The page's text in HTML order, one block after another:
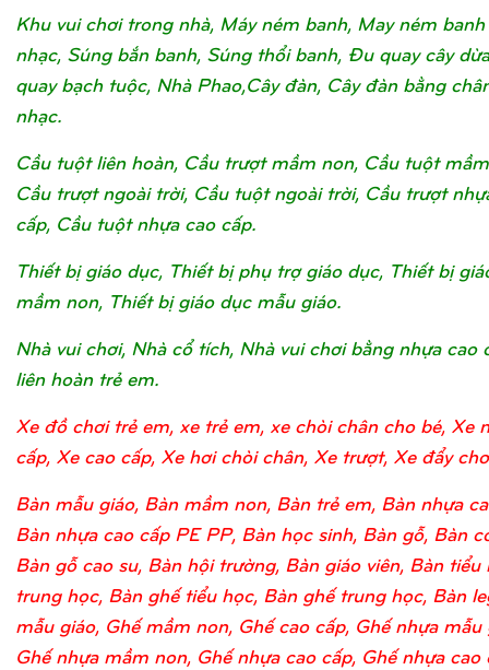
Khu vui chơi trong nhà, Máy ném banh, May ném
nhạc, Súng bắn banh, Súng thổi banh, Đu quay cây
quay bạch tuộc, Nhà Phao,Cây đàn, Cây đàn bằng
nhạc.
Cầu tuột liên hoàn, Cầu trượt mầm non, Cầu tuột
Cầu trượt ngoài trời, Cầu tuột ngoài trời, Cầu trượt
cấp, Cầu tuột nhựa cao cấp.
Thiết bị giáo dục, Thiết bị phụ trợ giáo dục, Thiết bị
mầm non, Thiết bị giáo dục mẫu giáo.
Nhà vui chơi, Nhà cổ tích, Nhà vui chơi bằng nhựa cao
liên hoàn trẻ em.
Xe đồ chơi trẻ em, xe trẻ em, xe chòi chân cho bé, Xe
cấp, Xe cao cấp, Xe hơi chòi chân, Xe trượt, Xe đẩy
Bàn mẫu giáo, Bàn mầm non, Bàn trẻ em, Bàn nhựa
Bàn nhựa cao cấp PE PP, Bàn học sinh, Bàn gỗ, Bàn
Bàn gỗ cao su, Bàn hội trường, Bàn giáo viên, Bàn tiểu
trung học, Bàn ghế tiểu học, Bàn ghế trung học, Bàn
mẫu giáo, Ghế mầm non, Ghế cao cấp, Ghế nhựa mẫu
Ghế nhựa mầm non, Ghế nhựa cao cấp, Ghế nhựa cao